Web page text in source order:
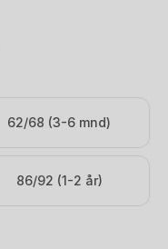
62/68 (3-6 mnd)
86/92 (1-2 år)